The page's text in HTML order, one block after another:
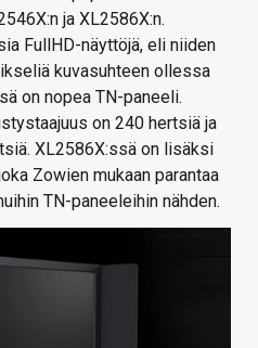
ja XL2586X:n.
FullHD-näyttöjä, eli niiden
kuvasuhteen ollessa
on nopea TN-paneeli.
on 240 hertsiä ja
XL2586X:ssä on lisäksi
Zowien mukaan parantaa
TN-paneeleihin nähden.